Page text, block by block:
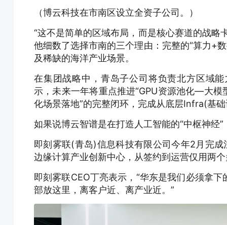
（博云科技在市南区设立全资子公司。）
“这不是简单的区域布局，而是核心赛道的战略
他细数了选择市南的三个理由：完整的“算力+
及稀缺的海洋产业场景。
在集团战略中，青岛子公司将负责北方区域
示，未来一年将重点推进“GPU资源池化—大
化场景落地”的完整闭环，完成从底层Infra(基
如果说博云智谱是在打造人工智能的“中枢神经
即刻雾联(青岛)信息科技有限公司今年2月完
边缘计算产业创新中心，从签约到运营仅用两
即刻雾联CEO丁亮表示，“华东是我们必须拿
部放这里，离客户近、离产业近。”